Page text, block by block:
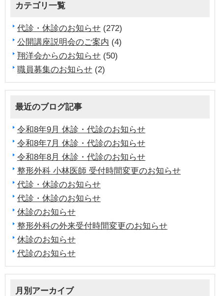
カテゴリ一覧
代診・休診のお知らせ (272)
公開講座説明会のご案内 (4)
翔洋会からのお知らせ (50)
職員募集のお知らせ (2)
最近のブログ記事
令和8年9月 休診・代診のお知らせ
令和8年7月 休診・代診のお知らせ
令和8年8月 休診・代診のお知らせ
整形外科 小林医師 受付時間変更のお知らせ
代診・休診のお知らせ
代診・休診のお知らせ
休診のお知らせ
整形外科の外来受付時間変更のお知らせ
休診のお知らせ
代診のお知らせ
月別アーカイブ